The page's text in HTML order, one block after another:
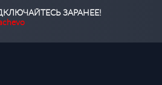
ЗАРАНЕЕ!